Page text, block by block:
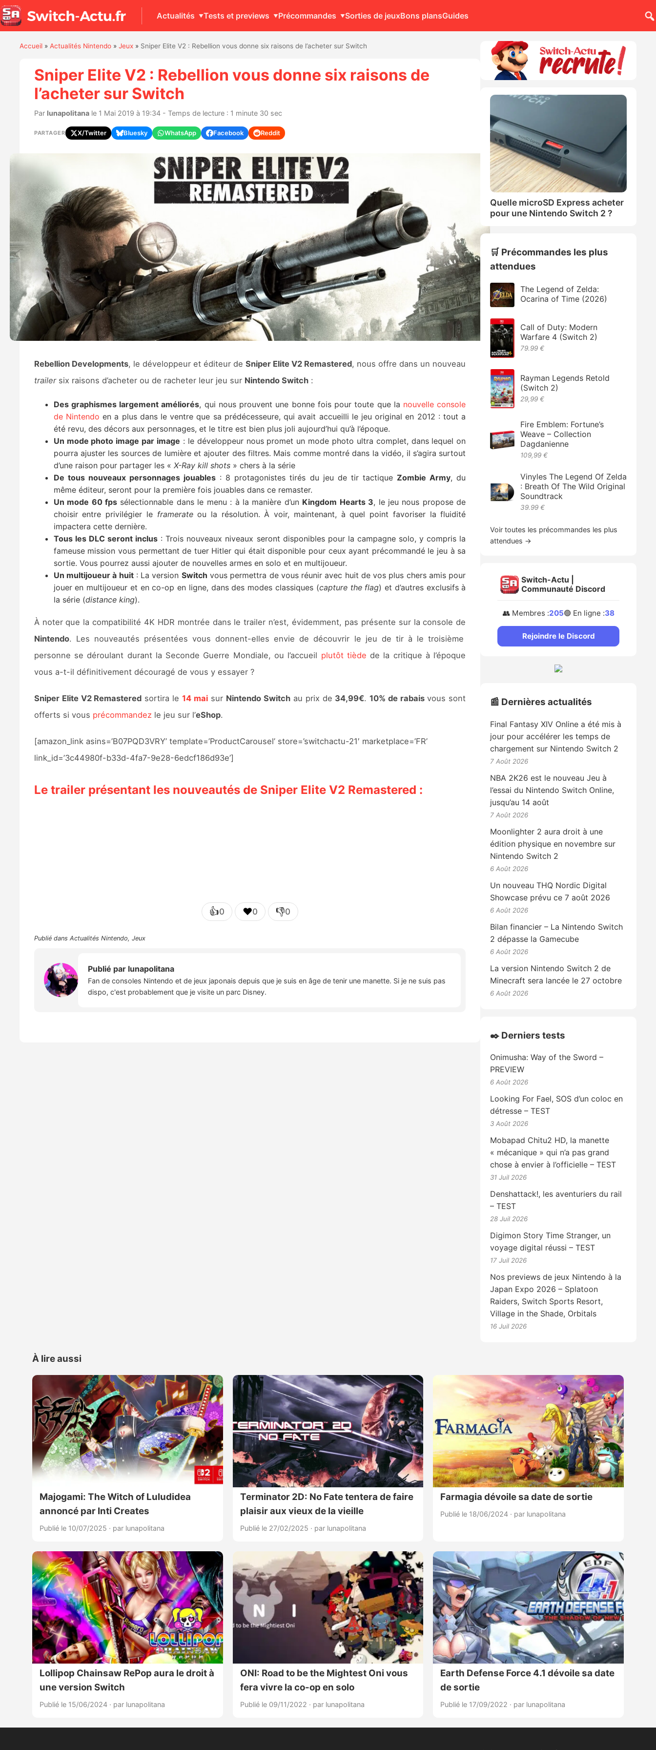
Actualités Tests et previews Précommandes Sorties de jeuxBons plansGuides
Accueil» Actualités Nintendo» Jeux» Sniper Elite V2 : Rebellion vous donne six raisons de l’acheter sur Switch
Sniper Elite V2 : Rebellion vous donne six raisons de
l’acheter sur Switch
Par lunapolitanale 1 Mai 2019 à 19:34 - Temps de lecture : 1 minute 30 sec
PARTAGER X/Twitter Bluesky WhatsApp Facebook Reddit
Rebellion Developments, le développeur et éditeur de Sniper Elite V2 Remastered, nous offre dans un nouveau
trailersix raisons d’acheter ou de racheter leur jeu sur Nintendo Switch:
Des graphismes largement améliorés, qui nous prouvent une bonne fois pour toute que la nouvelle console
de Nintendo en a plus dans le ventre que sa prédécesseure, qui avait accueilli le jeu original en 2012 : tout a
été revu, des décors aux personnages, et le titre est bien plus joli aujourd’hui qu’à l’époque.
Un mode photo image par image : le développeur nous promet un mode photo ultra complet, dans lequel on
pourra ajuster les sources de lumière et ajouter des filtres. Mais comme montré dans la vidéo, il s’agira surtout
d’une raison pour partager les « X-Ray kill shots» chers à la série
De tous nouveaux personnages jouables : 8 protagonistes tirés du jeu de tir tactiqueZombie Army, du
même éditeur, seront pour la première fois jouables dans ce remaster.
Un mode 60 fps sélectionnable dans le menu : à la manière d’un Kingdom Hearts 3, le jeu nous propose de
choisir entre privilégier le framerateou la résolution. À voir, maintenant, à quel point favoriser la fluidité
impactera cette dernière.
Tous les DLC seront inclus : Trois nouveaux niveaux seront disponibles pour la campagne solo, y compris la
fameuse mission vous permettant de tuer Hitler qui était disponible pour ceux ayant précommandé le jeu à sa
sortie. Vous pourrez aussi ajouter de nouvelles armes en solo et en multijoueur.
Un multijoueur à huit: La version Switch vous permettra de vous réunir avec huit de vos plus chers amis pour
jouer en multijoueur et en co-op en ligne, dans des modes classiques (capture the flag) et d’autres exclusifs à
la série (distance king).
À noter que la compatibilité 4K HDR montrée dans le trailer n’est, évidemment, pas présente sur la console de
Nintendo. Les nouveautés présentées vous donnent-elles envie de découvrir le jeu de tir à le troisième
personne se déroulant durant la Seconde Guerre Mondiale, ou l’accueil plutôt tiède de la critique à l’époque
vous a-t-il définitivement découragé de vous y essayer ?
Sniper Elite V2 Remastered sortira le14 mai sur Nintendo Switch au prix de 34,99€. 10% de rabaisvous sont
offerts si vous précommandez le jeu sur l’eShop.
[amazon_link asins=’B07PQD3VRY’ template=’ProductCarousel’ store=’switchactu-21′ marketplace=’FR’
link_id=’3c44980f-b33d-4fa7-9e28-6edcf186d93e’]
Le trailer présentant les nouveautés de Sniper Elite V2 Remastered :
👍0 ❤️0 👎0
Publié dans Actualités Nintendo, Jeux
Publié par lunapolitana
Fan de consoles Nintendo et de jeux japonais depuis que je suis en âge de tenir une manette. Si je ne suis pas
dispo, c'est probablement que je visite un parc Disney.
Quelle microSD Express acheter
pour une Nintendo Switch 2 ?
🛒 Précommandes les plus
attendues
The Legend of Zelda:
Ocarina of Time (2026)
Call of Duty: Modern
Warfare 4 (Switch 2)
79.99 €
Rayman Legends Retold
(Switch 2)
29,99 €
Fire Emblem: Fortune’s
Weave – Collection
Dagdanienne
109,99 €
Vinyles The Legend Of Zelda
: Breath Of The Wild Original
Soundtrack
39.99 €
Voir toutes les précommandes les plus
attendues →
Switch-Actu |
Communauté Discord
👥 Membres :205🟢 En ligne :38
Rejoindre le Discord
📰 Dernières actualités
Final Fantasy XIV Online a été mis à
jour pour accélérer les temps de
chargement sur Nintendo Switch 2
7 Août 2026
NBA 2K26 est le nouveau Jeu à
l’essai du Nintendo Switch Online,
jusqu’au 14 août
7 Août 2026
Moonlighter 2 aura droit à une
édition physique en novembre sur
Nintendo Switch 2
6 Août 2026
Un nouveau THQ Nordic Digital
Showcase prévu ce 7 août 2026
6 Août 2026
Bilan financier – La Nintendo Switch
2 dépasse la Gamecube
6 Août 2026
La version Nintendo Switch 2 de
Minecraft sera lancée le 27 octobre
6 Août 2026
✒️ Derniers tests
Onimusha: Way of the Sword –
PREVIEW
6 Août 2026
Looking For Fael, SOS d’un coloc en
détresse – TEST
3 Août 2026
Mobapad Chitu2 HD, la manette
« mécanique » qui n’a pas grand
chose à envier à l’officielle – TEST
31 Juil 2026
Denshattack!, les aventuriers du rail
– TEST
28 Juil 2026
Digimon Story Time Stranger, un
voyage digital réussi – TEST
17 Juil 2026
Nos previews de jeux Nintendo à la
Japan Expo 2026 – Splatoon
Raiders, Switch Sports Resort,
Village in the Shade, Orbitals
16 Juil 2026
À lire aussi
Majogami: The Witch of Luludidea
annoncé par Inti Creates
Publié le 10/07/2025 · par lunapolitana
Terminator 2D: No Fate tentera de faire
plaisir aux vieux de la vieille
Publié le 27/02/2025 · par lunapolitana
Farmagia dévoile sa date de sortie
Publié le 18/06/2024 · par lunapolitana
Lollipop Chainsaw RePop aura le droit à
une version Switch
Publié le 15/06/2024 · par lunapolitana
ONI: Road to be the Mightest Oni vous
fera vivre la co-op en solo
Publié le 09/11/2022 · par lunapolitana
Earth Defense Force 4.1 dévoile sa date
de sortie
Publié le 17/09/2022 · par lunapolitana